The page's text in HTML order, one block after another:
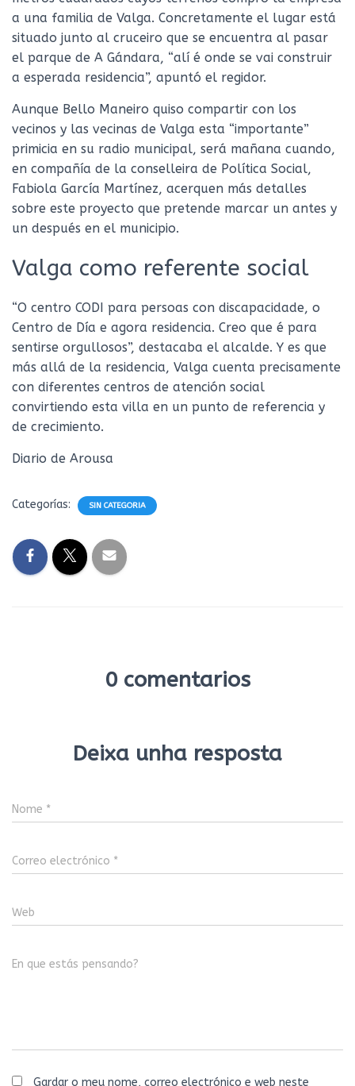
a una familia de Valga. Concretamente el lugar está
situado junto al cruceiro que se encuentra al pasar
el parque de A Gándara, “alí é onde se vai construir
a esperada residencia”, apuntó el regidor.
Aunque Bello Maneiro quiso compartir con los
vecinos y las vecinas de Valga esta “importante”
primicia en su radio municipal, será mañana cuando,
en compañía de la conselleira de Política Social,
Fabiola García Martínez, acerquen más detalles
sobre este proyecto que pretende marcar un antes y
un después en el municipio.
Valga como referente social
“O centro CODI para persoas con discapacidade, o
Centro de Día e agora residencia. Creo que é para
sentirse orgullosos”, destacaba el alcalde. Y es que
más allá de la residencia, Valga cuenta precisamente
con diferentes centros de atención social
convirtiendo esta villa en un punto de referencia y
de crecimiento.
Diario de Arousa
Categorías: SIN CATEGORIA
0 comentarios
Deixa unha resposta
Nome *
Correo electrónico *
Web
En que estás pensando?
Gardar o meu nome, correo electrónico e web neste